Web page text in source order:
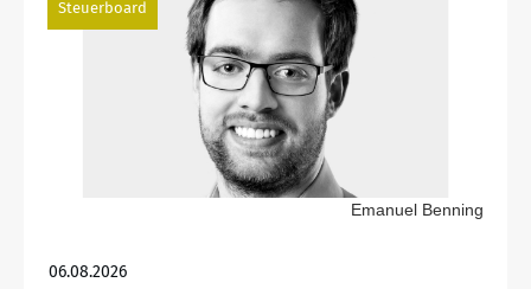
Steuerboard
Emanuel Benning
06.08.2026